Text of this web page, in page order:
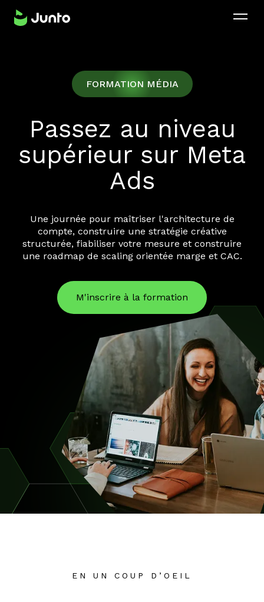
FORMATION MÉDIA
Passez au niveau
supérieur sur Meta
Ads
Une journée pour maîtriser l'architecture de
compte, construire une stratégie créative
structurée, fiabiliser votre mesure et construire
une roadmap de scaling orientée marge et CAC.
M'inscrire à la formation
EN UN COUP D’OEIL